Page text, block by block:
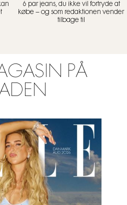
6 par jeans, du ikke vil fortryde at
købe – og som redaktionen vender
tilbage til
PÅ